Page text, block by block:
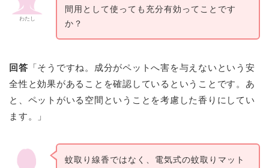
わたし
間用として使っても充分有効ってことです
か？
回答 「そうですね。成分がペットへ害を与えないという安
全性と効果があることを確認しているということです。あ
と、ペットがいる空間ということを考慮した香りにしてい
ます。」
蚊取り線香ではなく、電気式の蚊取りマット